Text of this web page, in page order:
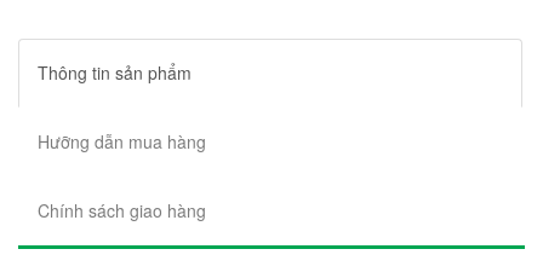
Thông tin sản phẩm
Hưỡng dẫn mua hàng
Chính sách giao hàng